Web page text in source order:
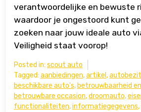
verantwoordelijke en bewuste
waardoor je ongestoord kunt
zoeken naar jouw ideale auto
Veiligheid staat voorop!
Posted in: scout auto
Tagged: aanbiedingen,artikel,
beschikbare auto's,betrouwbaarheid
betrouwbare occasion,droomauto,
functionaliteiten,informatiegegevens,